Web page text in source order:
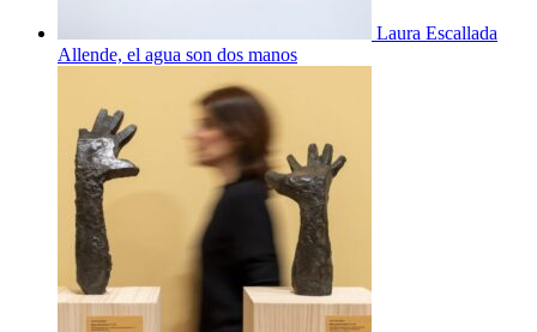
Laura Escallada
Allende, el agua son dos manos